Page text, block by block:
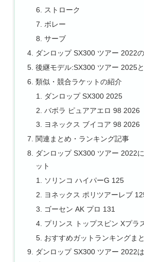
ストローク
ボレー
サーブ
ダンロップ SX300 ツアー 2022
後継モデル:SX300 ツアー 2025
類似・競合ラケットの紹介
ダンロップ SX300 2025
バボラ ピュアアエロ 98 2026
ヨネックス ブイコア 98 2026
関連まとめ・ランキング記事
ダンロップ SX300 ツアー 2022
ット
ソリンコ ハイパーG 125
ヨネックス ポリツアーレブ
ゴーセン AK プロ 131
プリンス トップスピン Xプラ
おすすめガットランキングま
ダンロップ SX300 ツアー 2022